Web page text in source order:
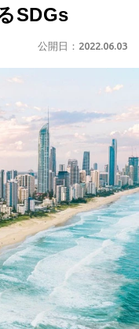
SDGs
公開日： 2022.06.03